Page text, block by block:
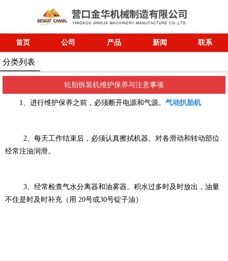
首页 公司 产品 新闻 联系
分类列表
轮胎拆装机维护保养与注意事项
1、进行维护保养之前，必须断开电源和气源。 气动扒胎机
2、每天工作结束后，必须认真擦拭机器。对各滑动和转动部位
经常注油润滑。
3、经常检查气水分离器和油雾器。积水过多时及时放出，油量
不住是时及时补充（用 20号或30号锭子油）